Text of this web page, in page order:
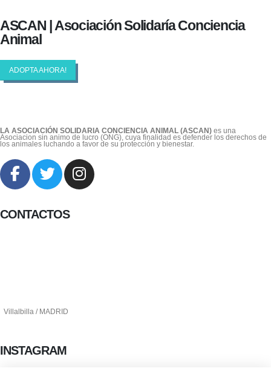
ASCAN | Asociación Solidaría Conciencia
Animal
ADOPTA AHORA!
LA ASOCIACIÓN SOLIDARIA CONCIENCIA ANIMAL (ASCAN) es una
Asociacion sin animo de lucro (ONG), cuya finalidad es defender los derechos de
los animales luchando a favor de su protección y bienestar.
CONTACTOS
Villalbilla / MADRID
INSTAGRAM